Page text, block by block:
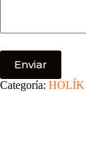
Categoría: HOLÍK